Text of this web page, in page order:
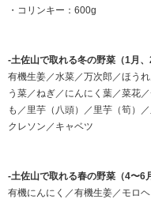
・コリンキー：600g
-土佐山で取れる冬の野菜（1月
有機生姜／水菜／万次郎／ほう
う菜／ねぎ／にんにく葉／菜花
も／里芋（八頭）／里芋（筍）
クレソン／キャベツ
-土佐山で取れる春の野菜（4〜6
有機にんにく／有機生姜／モロ